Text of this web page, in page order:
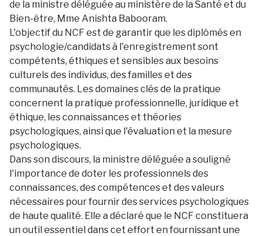
de la ministre déléguée au ministère de la Santé et du
Bien-être, Mme Anishta Babooram.
L'objectif du NCF est de garantir que les diplômés en
psychologie/candidats à l'enregistrement sont
compétents, éthiques et sensibles aux besoins
culturels des individus, des familles et des
communautés. Les domaines clés de la pratique
concernent la pratique professionnelle, juridique et
éthique, les connaissances et théories
psychologiques, ainsi que l'évaluation et la mesure
psychologiques.
Dans son discours, la ministre déléguée a souligné
l'importance de doter les professionnels des
connaissances, des compétences et des valeurs
nécessaires pour fournir des services psychologiques
de haute qualité. Elle a déclaré que le NCF constituera
un outil essentiel dans cet effort en fournissant une